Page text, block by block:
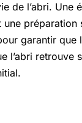
de l’abri. Une
une préparation
garantir que
l’abri retrouve